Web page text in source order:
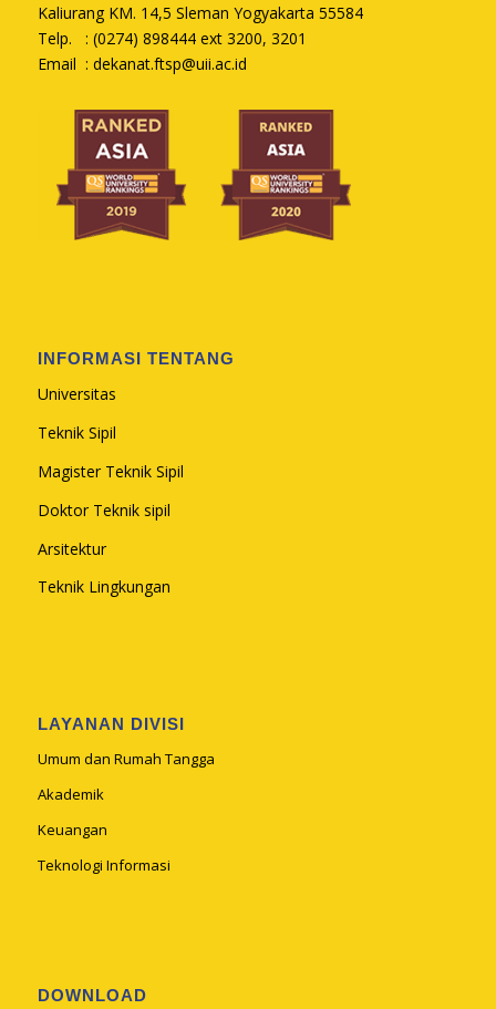
Kaliurang KM. 14,5 Sleman Yogyakarta 55584
Telp. : (0274) 898444 ext 3200, 3201
Email : dekanat.ftsp@uii.ac.id
INFORMASI TENTANG
Universitas
Teknik Sipil
Magister Teknik Sipil
Doktor Teknik sipil
Arsitektur
Teknik Lingkungan
LAYANAN DIVISI
Umum dan Rumah Tangga
Akademik
Keuangan
Teknologi Informasi
DOWNLOAD